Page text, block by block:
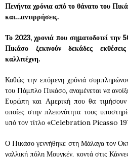
Πενήντα χρόνια από το θάνατο του
και…αντιρρήσεις.
Το 2023, χρονιά που σηματοδοτεί την
Πικάσο ξεκινούν δεκάδες
καλλιτέχνη.
Καθώς την επόμενη χρόνιά
του Πάμπλο Πικάσο, αναμένεται να
Ευρώπη και Αμερική που θα τιμήσουν
οποίες στην πλειονότητα τους
υπό τον τίτλο «Celebration Picasso
Ο Πικάσο γεννήθηκε στη Μάλαγα τον
γαλλική πόλη Μουγκέν, κοντά στις